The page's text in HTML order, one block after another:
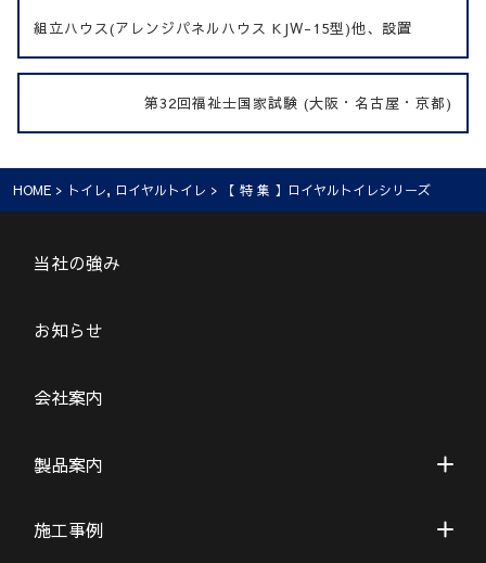
組立ハウス(アレンジパネルハウス KJW-15型)他、設置
第32回福祉士国家試験 (大阪・名古屋・京都)
HOME > トイレ, ロイヤルトイレ > 【 特 集 】ロイヤルトイレシリーズ
当社の強み
お知らせ
会社案内
製品案内
施工事例